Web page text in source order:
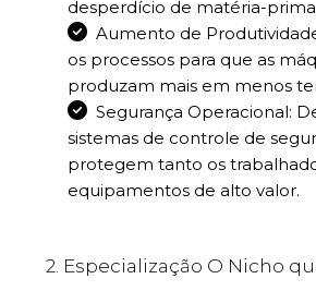
desperdício de matéria-
Aumento de
os processos para que as
produzam mais em menos
Segurança Operacional:
sistemas de controle de
protegem tanto os
equipamentos de alto valor.
2. Especialização O Nicho